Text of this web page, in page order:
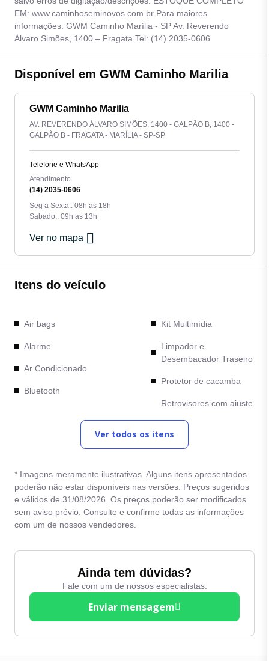
EM: www.caminhoseminovos.com.br Para maiores
informações: GWM Caminho Marília - SP Av. Reverendo
Álvaro Simões, 1400 – Fragata Tel: (14) 2035-0606
Disponível em GWM Caminho Marilia
GWM Caminho Marilia
AV. REVERENDO ÁLVARO SIMÕES, 1400 - GALPÃO B, 1400 -
GALPÃO B - FRAGATA - MARÍLIA - SP-SP
Telefone e WhatsApp
Atendimento
(14) 2035-0606
Seg a Sexta:: 08h as 18h
Sabado:: 09h as 13h
Ver no mapa
Itens do veículo
Air bags
Alarme
Ar Condicionado
Bluetooth
Computador de Bordo
Direção Hidraulica
Entrada Auxiliar
Espelhos Eletricos
Farol de Milha / Neblina
Kit Multimídia
Limpador e
Desembacador Traseiro
Protetor de cacamba
Retrovisores com ajuste
Rodas de Liga Leve
estacionamento
Trava Eletrica
Vidro Eletrico
de altura
Volante Multifuncional
Ver todos os itens
* Imagens meramente ilustrativas. Alguns itens apresentados
poderão não estar disponíveis nas versões. Preços sugeridos
e válidos de 31/08/2026. Os preços poderão ser modificados
sem aviso prévio. Consulte e confirme todas as informações
com um de nossos vendedores.
Ainda tem dúvidas?
Fale com um de nossos especialistas.
Enviar mensagem